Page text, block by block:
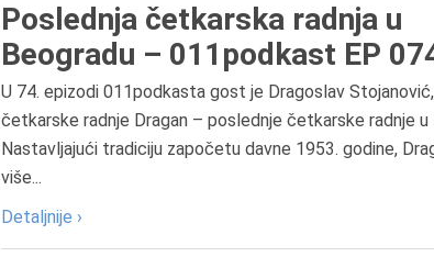
Poslednja četkarska radnja u
Beogradu – 011podkast EP
U 74. epizodi 011podkasta gost je Dragoslav
četkarske radnje Dragan – poslednje četkarske radnje u
Nastavljajući tradiciju započetu davne 1953. godine,
više...
Detaljnije ›